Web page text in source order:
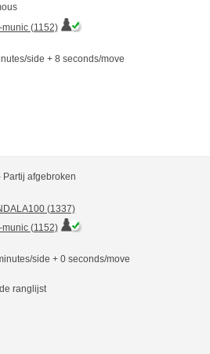
munic (1152)
side + 8 seconds/move
Partij afgebroken
(1337)
munic (1152)
side + 0 seconds/move
ranglijst